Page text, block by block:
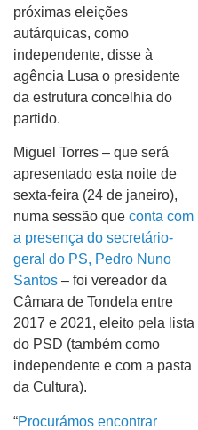
próximas eleições
autárquicas, como
independente, disse à
agência Lusa o presidente
da estrutura concelhia do
partido.
Miguel Torres – que será
apresentado esta noite de
sexta-feira (24 de janeiro),
numa sessão que conta com
a presença do secretário-
geral do PS, Pedro Nuno
Santos – foi vereador da
Câmara de Tondela entre
2017 e 2021, eleito pela lista
do PSD (também como
independente e com a pasta
da Cultura).
“Procurámos encontrar